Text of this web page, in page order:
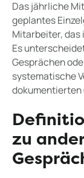
Das jährliche
geplantes
Mitarbeiter, das
Es
Gesprächen
systematische
dokumentierten
zu